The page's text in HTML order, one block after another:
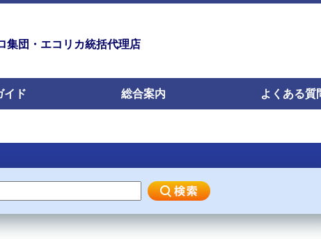
集団・エコリカ統括代理店
イド 総合案内 よくある質